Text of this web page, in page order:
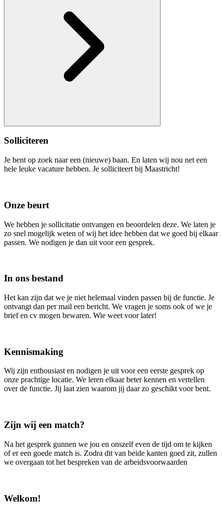
Solliciteren
Je bent op zoek naar een (nieuwe) baan. En laten wij nou net een
hele leuke vacature hebben. Je solliciteert bij Maastricht!
Onze beurt
We hebben je sollicitatie ontvangen en beoordelen deze. We laten je
zo snel mogelijk weten of wij het idee hebben dat we goed bij elkaar
passen. We nodigen je dan uit voor een gesprek.
In ons bestand
Het kan zijn dat we je niet helemaal vinden passen bij de functie. Je
ontvangt dan per mail een bericht. We vragen je soms ook of we je
brief en cv mogen bewaren. Wie weet voor later!
Kennismaking
Wij zijn enthousiast en nodigen je uit voor een eerste gesprek op
onze prachtige locatie. We leren elkaar beter kennen en vertellen
over de functie. Jij laat zien waarom jij daar zo geschikt voor bent.
Zijn wij een match?
Na het gesprek gunnen we jou en onszelf even de tijd om te kijken
of er een goede match is. Zodra dit van beide kanten goed zit, zullen
we overgaan tot het bespreken van de arbeidsvoorwaarden
Welkom!